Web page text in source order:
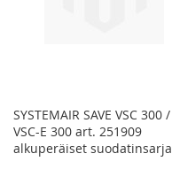
SYSTEMAIR SAVE VSC 300 /
VSC-E 300 art. 251909
alkuperäiset suodatinsarja